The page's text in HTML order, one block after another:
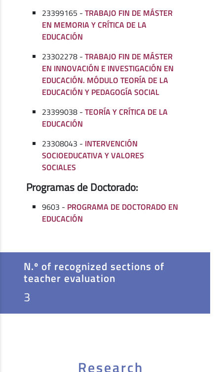
23399165 -TRABAJO FIN DE MÁSTER
EN MEMORIA Y CRÍTICA DE LA
EDUCACIÓN
23302278 -TRABAJO FIN DE MÁSTER
EN INNOVACIÓN E INVESTIGACIÓN EN
EDUCACIÓN. MÓDULO TEORÍA DE LA
EDUCACIÓN Y PEDAGOGÍA SOCIAL
23399038 -TEORÍA Y CRÍTICA DE LA
EDUCACIÓN
23308043 - INTERVENCIÓN
SOCIOEDUCATIVA Y VALORES
SOCIALES
Programas de Doctorado:
9603 - PROGRAMA DE DOCTORADO EN
EDUCACIÓN
N.º of recognized sections of
teacher evaluation
3
Research